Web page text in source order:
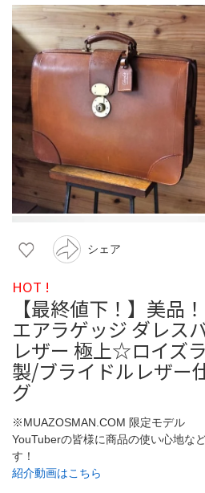
シェア
HOT !
【最終値下！】美品
エアラゲッジ ダレス
レザー 極上☆ロイズ
製/ブライドルレザー
グ
※MUAZOSMAN.COM 限定モデル
YouTuberの皆様に商品の使い心地な
す！
紹介動画はこちら